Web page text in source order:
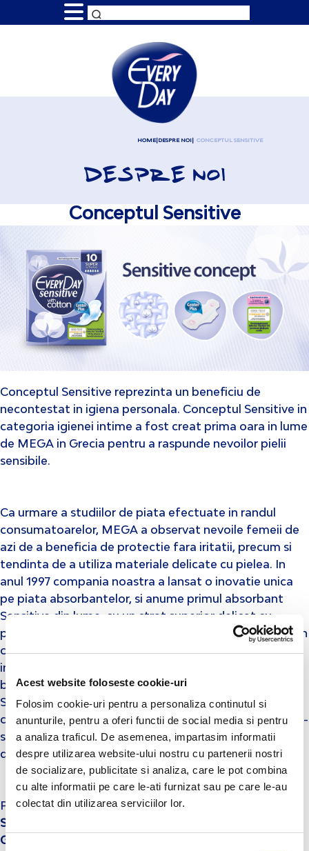
Acest website foloseste cookie-uri
Folosim cookie-uri pentru a personaliza continutul si
anunturile, pentru a oferi functii de social media si pentru
a analiza traficul. De asemenea, impartasim informatii
despre utilizarea website-ului nostru cu partenerii nostri
de socializare, publicitate si analiza, care le pot combina
cu alte informatii pe care le-ati furnizat sau pe care le-au
colectat din utilizarea serviciilor lor.
HOME DESPRE NOI CONCEPTUL SENSITIVE
DESPRE NOI
Conceptul Sensitive
Conceptul Sensitive reprezinta un beneficiu de
necontestat in igiena personala. Conceptul Sensitive in
categoria igienei intime a fost creat prima oara in lume
de MEGA in Grecia pentru a raspunde nevoilor pielii
sensibile.
Ca urmare a studiilor de piata efectuate in randul
consumatoarelor, MEGA a observat nevoile femeii de
azi de a beneficia de protectie fara iritatii, precum si
tendinta de a utiliza materiale delicate cu pielea. In
anul 1997 compania noastra a lansat o inovatie unica
pe piata absorbantelor, si anume primul absorbant
Sensitive din lume, cu un strat superior delicat cu
pielea, realizat din fibre moi, in loc de film de plastic din
care erau facute absorbantele normale. Multumita
increderii consumatoarelor noastre in acest important
beneficiu introdus prima oara pe piata de Everyday
Sensitive, Everyday a devenit brandul cu cea mai mare
crestere in categoria absorbante in Grecia, bucurandu-
se de o loialitate ridicata in randul consumatoarelor si
de o pozitie solida pe piata.
Protectia extra igienica pe care o ofera
Sensitive
Ginecologilor si Obstetricienilor din Grecia